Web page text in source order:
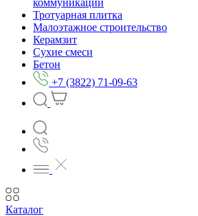
коммуникации
Тротуарная плитка
Малоэтажное строительство
Керамзит
Сухие смеси
Бетон
+7 (3822) 71-09-63
Каталог